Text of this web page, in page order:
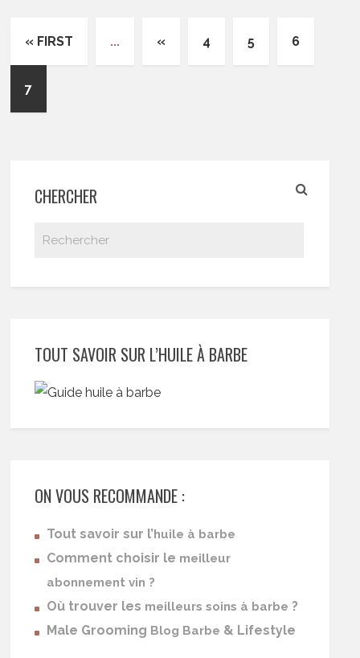
« FIRST ... « 4 5 6
7
CHERCHER
TOUT SAVOIR SUR L’HUILE À BARBE
ON VOUS RECOMMANDE :
Tout savoir sur l’huile à barbe
Comment choisir le meilleur
abonnement vin ?
Où trouver les meilleurs soins à barbe ?
Male Grooming Blog Barbe & Lifestyle